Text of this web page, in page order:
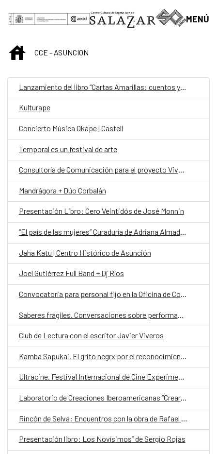
Saltar al contenido principal
MENÚ
INICIOCCE - ASUNCION
Lanzamiento del libro “Cartas Amarillas: cuentos y relatos” de Lourdes Talavera.
Kulturape
Concierto Música Okápe | Castell
Temporal es un festival de arte
Consultoría de Comunicación para el proyecto Viva el Parque Caballero
Mandrágora + Dúo Corbalán
Presentación Libro: Cero Veintidós de José Monnin
“El país de las mujeres” Curaduría de Adriana Almada sobre la Colección Mendonca
Jaha Katu | Centro Histórico de Asunción
Joel Gutiérrez Full Band + Dj Ríos
Convocatoria para personal fijo en la Oficina de Cooperación Española (OCE) en la categoría de Chofer
Club de Lectura con el escritor Javier Viveros
Kamba Sapukai. El grito negrx por el reconocimiento
Ultracine. Festival Internacional de Cine Experimental de Paraguay
Laboratorio de Creaciones Iberoamericanas “Crear en Libertad”
Presentación libro: Los Novísimos” de Sergio Rojas